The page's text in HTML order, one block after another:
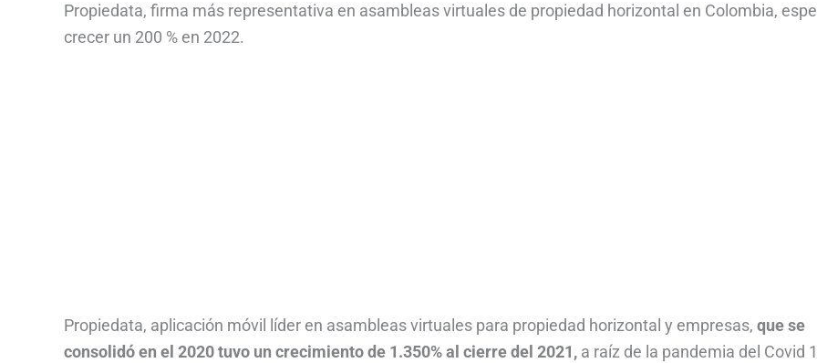
Propiedata, firma más representativa en asambleas virtuales de propiedad horizontal en Colombia,
crecer un 200 % en 2022.
Propiedata, aplicación móvil líder en asambleas virtuales para propiedad horizontal y empresas, que se
consolidó en el 2020 tuvo un crecimiento de 1.350% al cierre del 2021, a raíz de la pandemia del Covid